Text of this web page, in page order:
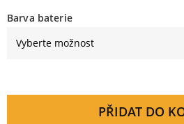
Barva baterie
PŘIDAT DO